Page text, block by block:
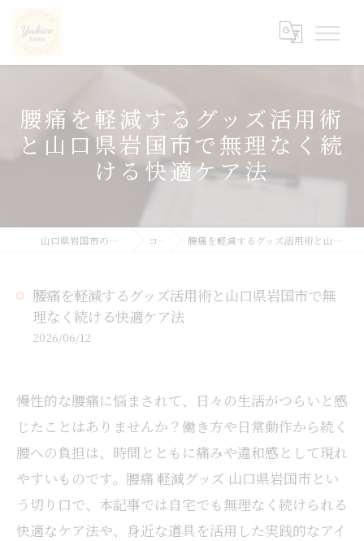
腰痛を軽減するグッズ活用術
と山口県岩国市で無理なく続
ける快適ケア法
山口県岩国市の整体ならyukicoサロン コラム 腰痛を軽減するグッズ活用術と山口県岩国市で無理なく続ける快適ケア法
腰痛を軽減するグッズ活用術と山口県岩国市で無
理なく続ける快適ケア法
2026/06/12
慢性的な腰痛に悩まされて、日々の生活がつらいと感
じたことはありませんか？働き方や日常動作から続く
腰への負担は、時間とともに痛みや違和感として現れ
やすいものです。腰痛 軽減グッズ 山口県岩国市とい
う切り口で、本記事では自宅でも無理なく続けられる
快適なケア法や、身近な道具を活用した実践的なアイ